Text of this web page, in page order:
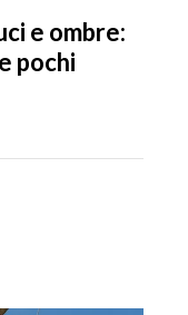
e ombre:
pochi